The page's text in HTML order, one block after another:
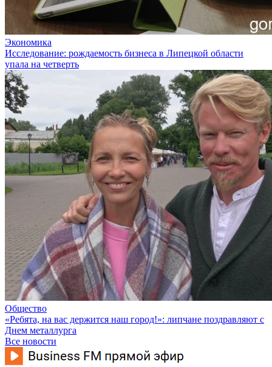
Экономика
Исследование: рождаемость бизнеса в Липецкой области
упала на четверть
Общество
«Ребята, на вас держится наш город!»: липчане поздравляют с
Днем металлурга
Все новости